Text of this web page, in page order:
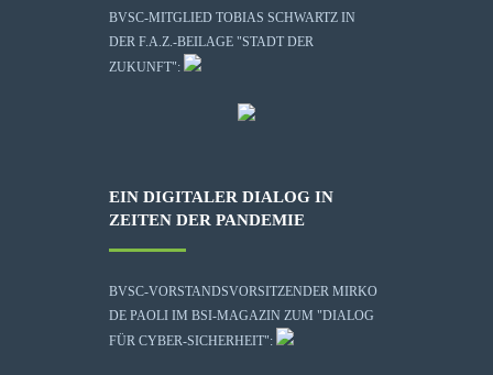
BVSC-MITGLIED TOBIAS SCHWARTZ IN
DER F.A.Z.-BEILAGE "STADT DER
ZUKUNFT":
EIN DIGITALER DIALOG IN
ZEITEN DER PANDEMIE
BVSC-VORSTANDSVORSITZENDER MIRKO
DE PAOLI IM BSI-MAGAZIN ZUM "DIALOG
FÜR CYBER-SICHERHEIT":